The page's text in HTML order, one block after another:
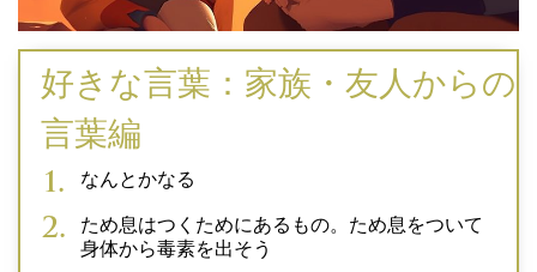
好きな言葉：家族・友人からの
言葉編
なんとかなる
ため息はつくためにあるもの。ため息をついて
身体から毒素を出そう